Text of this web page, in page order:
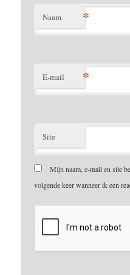
Naam *
E-mail *
Site
Mijn naam, e-mail en site
volgende keer wanneer ik een